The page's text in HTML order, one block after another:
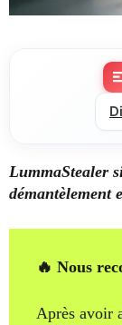
LummaStealer
démantèlement
🔥 Nous
Après avoir